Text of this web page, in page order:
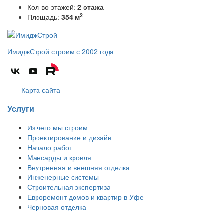
Кол-во этажей: 2 этажа
Площадь: 354 м2
ИмиджСтрой строим с 2002 года
Карта сайта
Услуги
Из чего мы строим
Проектирование и дизайн
Начало работ
Мансарды и кровля
Внутренняя и внешняя отделка
Инженерные системы
Строительная экспертиза
Евроремонт домов и квартир в Уфе
Черновая отделка